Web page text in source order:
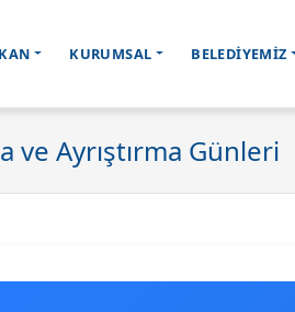
KURUMSAL BELEDİYEMİZ
ve Ayrıştırma Günleri